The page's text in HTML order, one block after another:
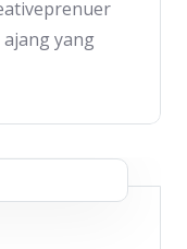
yang